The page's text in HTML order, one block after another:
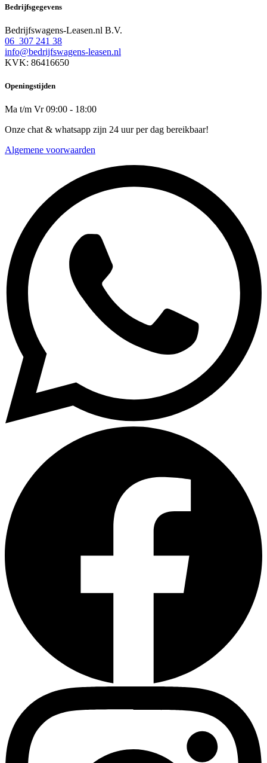
Bedrijfsgegevens
Bedrijfswagens-Leasen.nl B.V.
06 307 241 38
info@bedrijfswagens-leasen.nl
KVK: 86416650
Openingstijden
Ma t/m Vr 09:00 - 18:00
Onze chat & whatsapp zijn 24 uur per dag bereikbaar!
Algemene voorwaarden